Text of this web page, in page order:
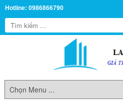
Hotline: 0986866790